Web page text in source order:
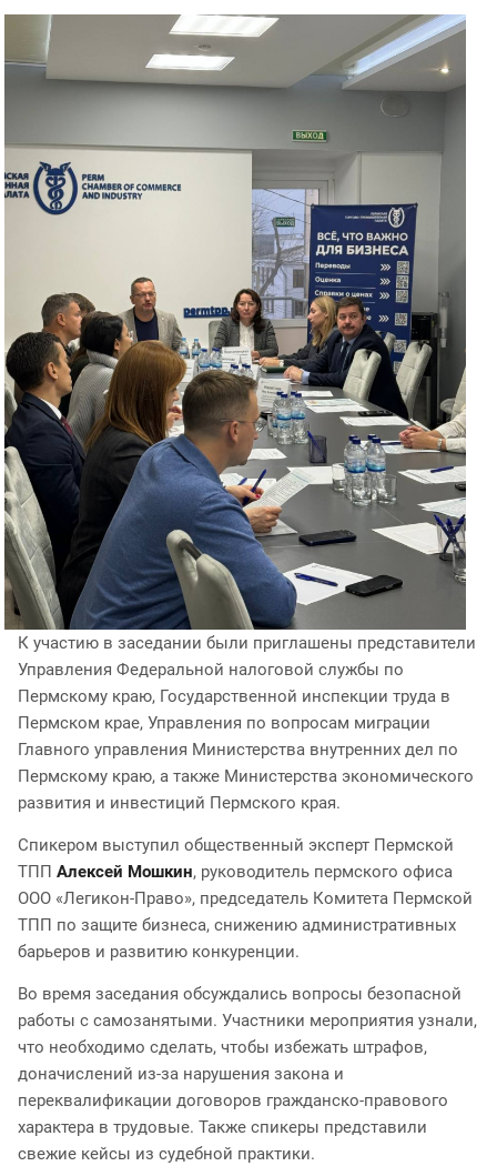
К участию в заседании были приглашены представители
Управления Федеральной налоговой службы по
Пермскому краю, Государственной инспекции труда в
Пермском крае, Управления по вопросам миграции
Главного управления Министерства внутренних дел по
Пермскому краю, а также Министерства экономического
развития и инвестиций Пермского края.
Спикером выступил общественный эксперт Пермской
ТПП Алексей Мошкин, руководитель пермского офиса
ООО «Легикон-Право», председатель Комитета Пермской
ТПП по защите бизнеса, снижению административных
барьеров и развитию конкуренции.
Во время заседания обсуждались вопросы безопасной
работы с самозанятыми. Участники мероприятия узнали,
что необходимо сделать, чтобы избежать штрафов,
доначислений из-за нарушения закона и
переквалификации договоров гражданско-правового
характера в трудовые. Также спикеры представили
свежие кейсы из судебной практики.